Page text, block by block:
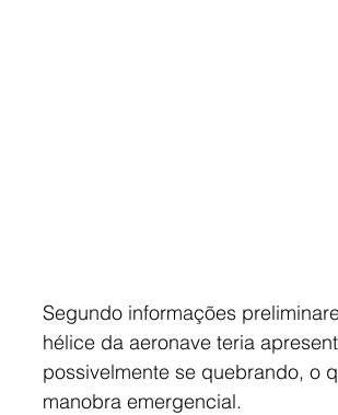
Segundo informações
hélice da aeronave teria
possivelmente se quebrando, o
manobra emergencial.